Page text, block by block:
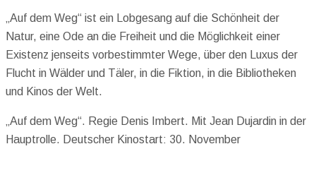
„Auf dem Weg“ ist ein Lobgesang auf die Schönheit der
Natur, eine Ode an die Freiheit und die Möglichkeit einer
Existenz jenseits vorbestimmter Wege, über den Luxus der
Flucht in Wälder und Täler, in die Fiktion, in die Bibliotheken
und Kinos der Welt.
„Auf dem Weg“. Regie Denis Imbert. Mit Jean Dujardin in der
Hauptrolle. Deutscher Kinostart: 30. November